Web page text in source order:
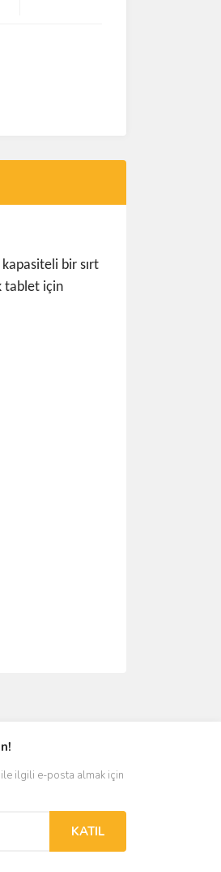
bir sırt
tablet için
ilgili e-posta almak için
KATIL